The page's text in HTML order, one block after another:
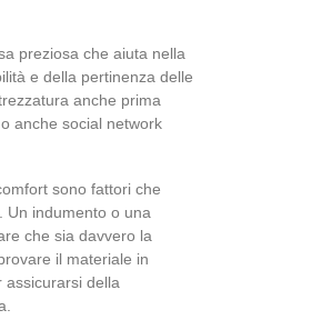
preziosa che aiuta nella
e della pertinenza delle
anche prima
anche social network
sono fattori che
Un indumento o una
che sia davvero la
il materiale in
assicurarsi della